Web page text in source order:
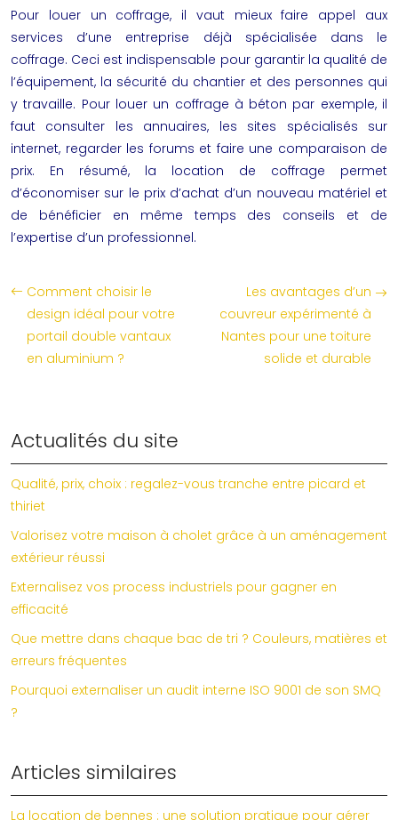
Pour louer un coffrage, il vaut mieux faire appel aux
services d’une entreprise déjà spécialisée dans le
coffrage. Ceci est indispensable pour garantir la qualité de
l’équipement, la sécurité du chantier et des personnes qui
y travaille. Pour louer un coffrage à béton par exemple, il
faut consulter les annuaires, les sites spécialisés sur
internet, regarder les forums et faire une comparaison de
prix. En résumé, la location de coffrage permet
d’économiser sur le prix d’achat d’un nouveau matériel et
de bénéficier en même temps des conseils et de
l’expertise d’un professionnel.
Comment choisir le
design idéal pour votre
portail double vantaux
en aluminium ?
Les avantages d’un
couvreur expérimenté à
Nantes pour une toiture
solide et durable
Actualités du site
Qualité, prix, choix : regalez-vous tranche entre picard et
thiriet
Valorisez votre maison à cholet grâce à un aménagement
extérieur réussi
Externalisez vos process industriels pour gagner en
efficacité
Que mettre dans chaque bac de tri ? Couleurs, matières et
erreurs fréquentes
Pourquoi externaliser un audit interne ISO 9001 de son SMQ
?
Articles similaires
La location de bennes : une solution pratique pour gérer